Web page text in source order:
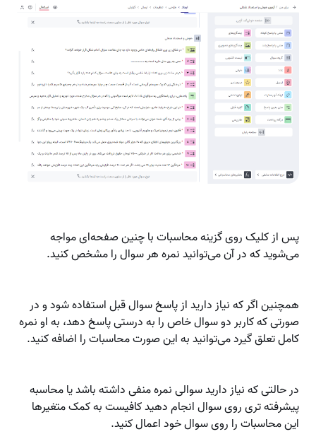
پس از کلیک روی گزینه محاسبات با چنین صفحه‌ای مواجه
می‌شوید که در آن می‌توانید نمره هر سوال را مشخص کنید.
همچنین اگر که نیاز دارید از پاسخ سوال قبل استفاده شود و در
صورتی که کاربر دو سوال خاص را به درستی پاسخ دهد، به او نمره
کامل تعلق گیرد می‌توانید به این صورت محاسبات را اضافه کنید.
در حالتی که نیاز دارید سوالی نمره منفی داشته باشد یا محاسبه
پیشرفته تری روی سوال انجام دهید کافیست به کمک متغیرها
این محاسبات را روی سوال خود اعمال کنید.